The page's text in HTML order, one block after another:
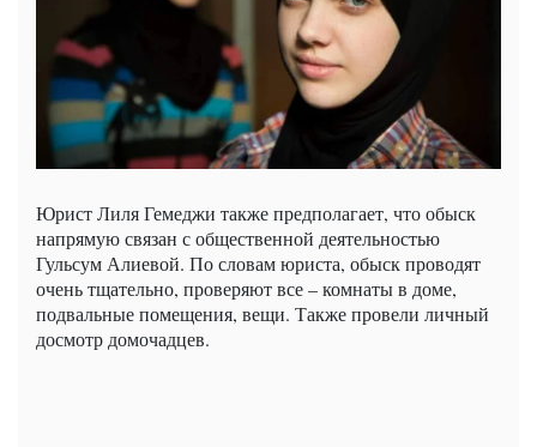
Юрист Лиля Гемеджи также предполагает, что обыск
напрямую связан с общественной деятельностью
Гульсум Алиевой. По словам юриста, обыск проводят
очень тщательно, проверяют все – комнаты в доме,
подвальные помещения, вещи. Также провели личный
досмотр домочадцев.